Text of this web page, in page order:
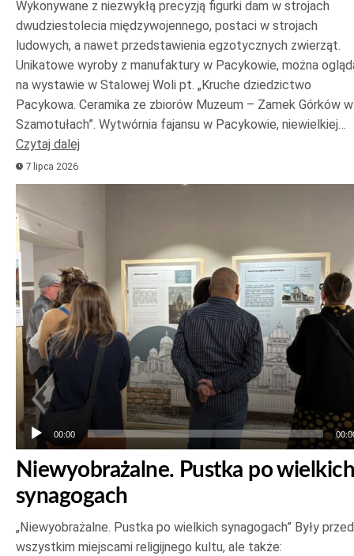
Wykonywane z niezwykłą precyzją figurki dam w strojach
dwudziestolecia międzywojennego, postaci w strojach
ludowych, a nawet przedstawienia egzotycznych zwierząt.
Unikatowe wyroby z manufaktury w Pacykowie, można
na wystawie w Stalowej Woli pt. „Kruche dziedzictwo
Pacykowa. Ceramika ze zbiorów Muzeum – Zamek Górków w
Szamotułach”. Wytwórnia fajansu w Pacykowie, niewielkiej…
Czytaj dalej
7 lipca 2026
Odtwarzacz
plików
dźwiękowych
00:00
Niewyobrażalne. Pustka po wielkich
synagogach
„Niewyobrażalne. Pustka po wielkich synagogach” Były
wszystkim miejscami religijnego kultu, ale także: